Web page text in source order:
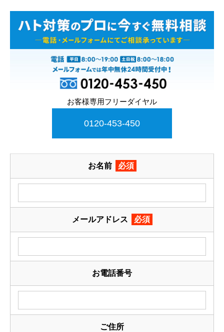
お客様専用フリーダイヤル
0120-453-450
お名前 必須
メールアドレス 必須
お電話番号
ご住所